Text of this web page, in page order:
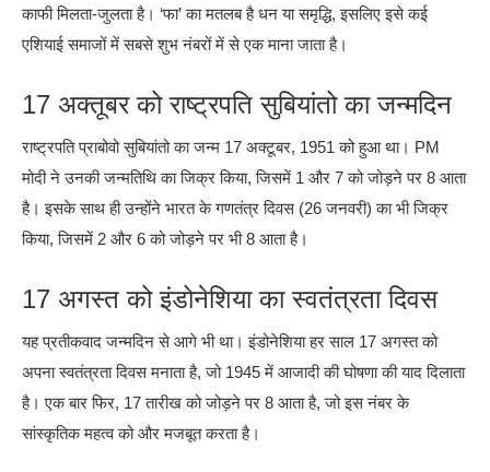
काफी मिलता-जुलता है। ‘फा’ का मतलब है धन या समृद्धि, इसलिए इसे कई
एशियाई समाजों में सबसे शुभ नंबरों में से एक माना जाता है।
17 अक्तूबर को राष्ट्रपति सुबियांतो का जन्मदिन
राष्ट्रपति प्राबोवो सुबियांतो का जन्म 17 अक्टूबर, 1951 को हुआ था। PM
मोदी ने उनकी जन्मतिथि का जिक्र किया, जिसमें 1 और 7 को जोड़ने पर 8 आता
है। इसके साथ ही उन्होंने भारत के गणतंत्र दिवस (26 जनवरी) का भी जिक्र
किया, जिसमें 2 और 6 को जोड़ने पर भी 8 आता है।
17 अगस्त को इंडोनेशिया का स्वतंत्रता दिवस
यह प्रतीकवाद जन्मदिन से आगे भी था। इंडोनेशिया हर साल 17 अगस्त को
अपना स्वतंत्रता दिवस मनाता है, जो 1945 में आजादी की घोषणा की याद दिलाता
है। एक बार फिर, 17 तारीख को जोड़ने पर 8 आता है, जो इस नंबर के
सांस्कृतिक महत्व को और मजबूत करता है।